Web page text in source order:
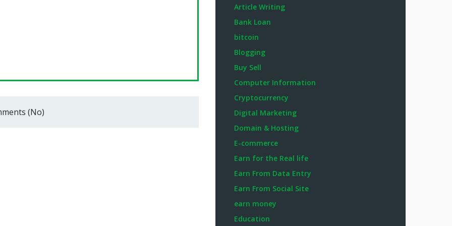
(No)
Article Writing
Bank Loan
bitcoin
Blogging
Buy Sell
Computer Information
Cryptocurrency
Digital Marketing
Domain & Hosting
E-commerce
Earn for the Real life
Earn From Data Entry
Earn From Social Site
earn money
Education